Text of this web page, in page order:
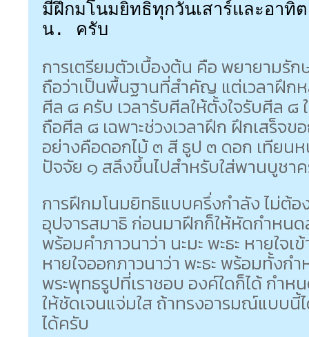
มีฝึกมโนมยิทธิทุกวันเสาร์และอา
น. ครับ
การเตรียมตัวเบื้องต้น คือ พยายามรั
ถือว่าเป็นพื้นฐานที่สำคัญ แต่เวลาฝึก
ศีล ๘ ครับ เวลารับศีลให้ตั้งใจรับศีล ๘
ถือศีล ๘ เฉพาะช่วงเวลาฝึก ฝึกเสร็จ
อย่างคือดอกไม้ ๓ สี ธูป ๓ ดอก เทียน
ปัจจัย ๑ สลึงขึ้นไปสำหรับใส่พานบูชา
การฝึกมโนมยิทธิแบบครึ่งกำลัง ไม่ต้อ
อุปจารสมาธิ ก่อนมาฝึกก็ให้หัดกำหนด
พร้อมคำภาวนาว่า นะมะ พะธะ หายใจเ
หายใจออกภาวนาว่า พะธะ พร้อมทั้ง
พระพุทธรูปที่เราชอบ องค์ใดก็ได้ กำห
ให้ชัดเจนแจ่มใส ถ้าทรงอารมณ์แบบนี้
ได้ครับ